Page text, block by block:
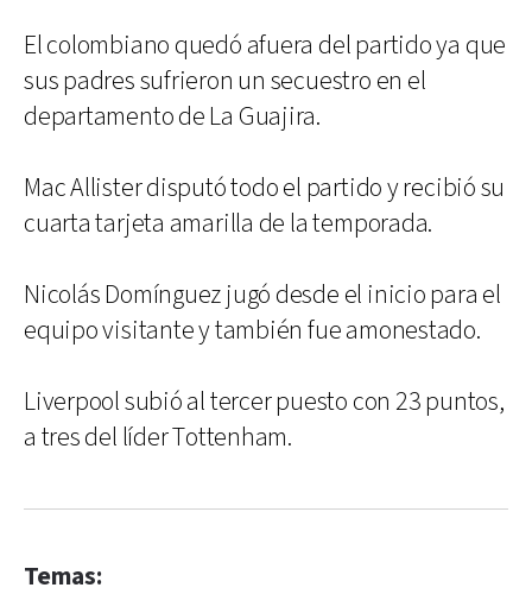
El colombiano quedó afuera del partido ya que
sus padres sufrieron un secuestro en el
departamento de La Guajira.
Mac Allister disputó todo el partido y recibió su
cuarta tarjeta amarilla de la temporada.
Nicolás Domínguez jugó desde el inicio para el
equipo visitante y también fue amonestado.
Liverpool subió al tercer puesto con 23 puntos,
a tres del líder Tottenham.
Temas: